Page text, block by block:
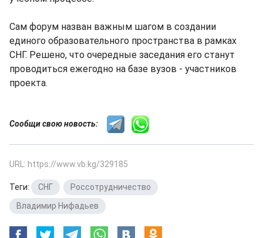
Сам форум назван важным шагом в создании
единого образовательного пространства в рамках
СНГ. Решено, что очередные заседания его станут
проводиться ежегодно на базе вузов - участников
проекта.
Сообщи свою новость:
URL: https://www.vb.kg/329185
Теги: СНГ Россотрудничество
Владимир Нифадьев